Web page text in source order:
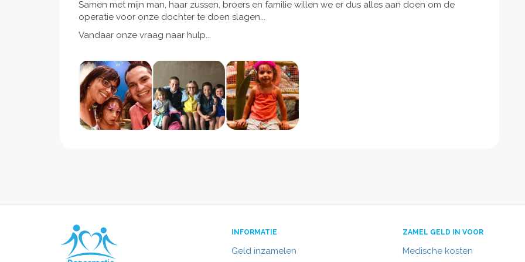
Samen met mijn man, haar zussen, broers en familie willen we er dus alles aan doen om de
operatie voor onze dochter te doen slagen...
Vandaar onze vraag naar hulp...
INFORMATIE
Geld inzamelen
ZAMEL GELD IN VOOR
Medische kosten